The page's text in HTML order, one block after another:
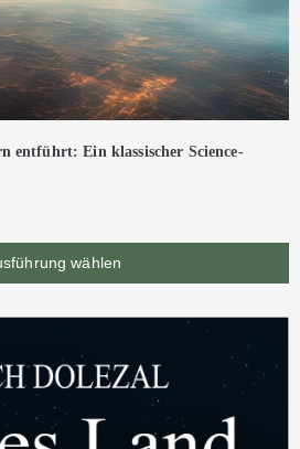
entführt: Ein klassischer Science-
wählen